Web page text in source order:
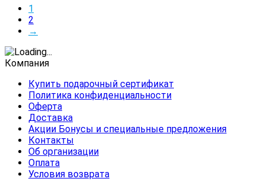
1
2
→
Компания
Купить подарочный сертификат
Политика конфиденциальности
Оферта
Доставка
Акции Бонусы и специальные предложения
Контакты
Об организации
Оплата
Условия возврата